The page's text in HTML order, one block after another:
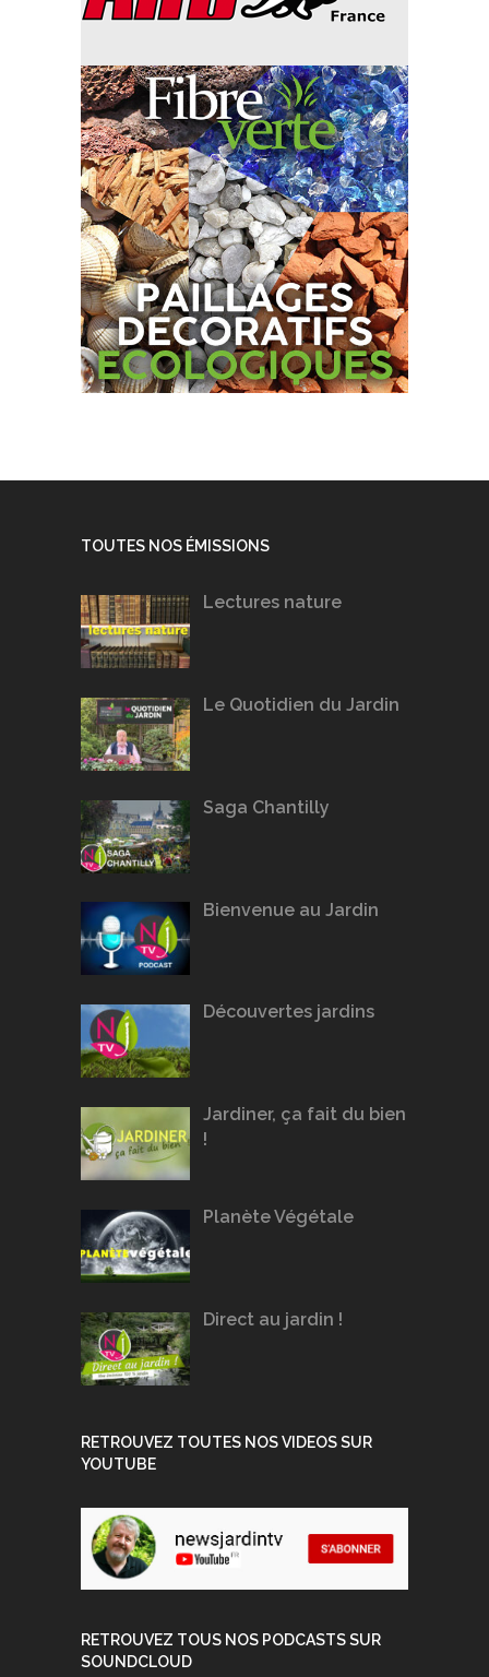
TOUTES NOS ÉMISSIONS
Lectures nature
Le Quotidien du Jardin
Saga Chantilly
Bienvenue au Jardin
Découvertes jardins
Jardiner, ça fait du bien
!
Planète Végétale
Direct au jardin !
RETROUVEZ TOUTES NOS VIDEOS SUR
YOUTUBE
RETROUVEZ TOUS NOS PODCASTS SUR
SOUNDCLOUD